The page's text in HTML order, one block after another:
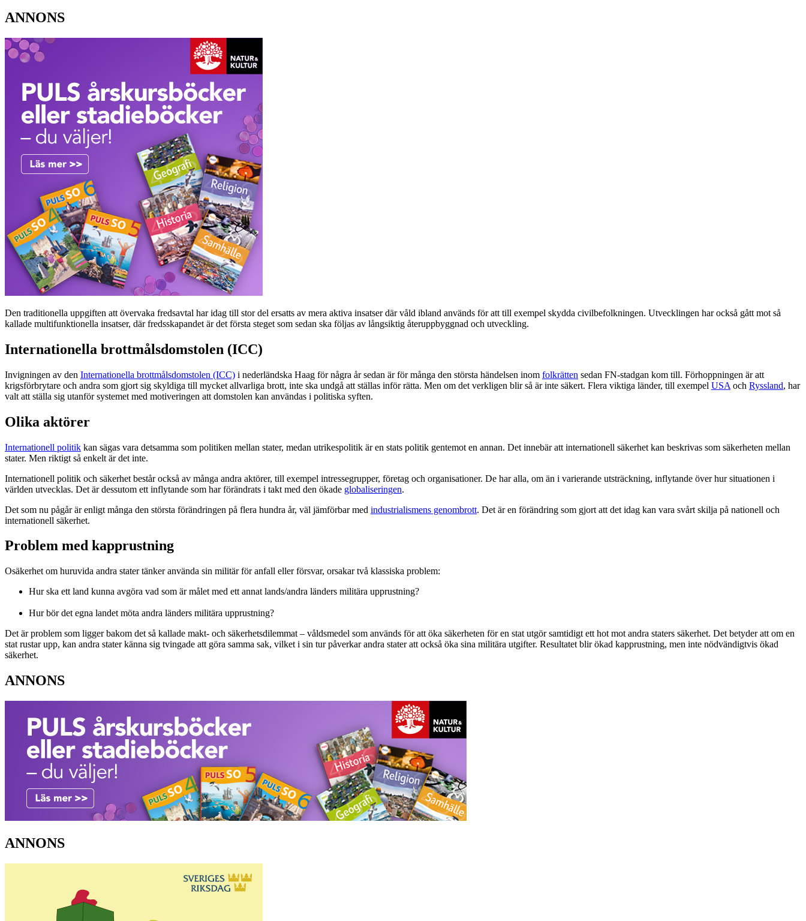
ANNONS
Den traditionella uppgiften att övervaka fredsavtal har idag till stor del ersatts av mera aktiva insatser där våld ibland används för att till exempel skydda civilbefolkningen. Utvecklingen har också gått mot så
kallade multifunktionella insatser, där fredsskapandet är det första steget som sedan ska följas av långsiktig återuppbyggnad och utveckling.
Internationella brottmålsdomstolen (ICC)
Invigningen av den Internationella brottmålsdomstolen (ICC) i nederländska Haag för några år sedan är för många den största händelsen inom folkrätten sedan FN-stadgan kom till. Förhoppningen är att
krigsförbrytare och andra som gjort sig skyldiga till mycket allvarliga brott, inte ska undgå att ställas inför rätta. Men om det verkligen blir så är inte säkert. Flera viktiga länder, till exempel USA och Ryssland, har
valt att ställa sig utanför systemet med motiveringen att domstolen kan användas i politiska syften.
Olika aktörer
Internationell politik kan sägas vara detsamma som politiken mellan stater, medan utrikespolitik är en stats politik gentemot en annan. Det innebär att internationell säkerhet kan beskrivas som säkerheten mellan
stater. Men riktigt så enkelt är det inte.
Internationell politik och säkerhet består också av många andra aktörer, till exempel intressegrupper, företag och organisationer. De har alla, om än i varierande utsträckning, inflytande över hur situationen i
världen utvecklas. Det är dessutom ett inflytande som har förändrats i takt med den ökade globaliseringen.
Det som nu pågår är enligt många den största förändringen på flera hundra år, väl jämförbar med industrialismens genombrott. Det är en förändring som gjort att det idag kan vara svårt skilja på nationell och
internationell säkerhet.
Problem med kapprustning
Osäkerhet om huruvida andra stater tänker använda sin militär för anfall eller försvar, orsakar två klassiska problem:
Hur ska ett land kunna avgöra vad som är målet med ett annat lands/andra länders militära upprustning?
Hur bör det egna landet möta andra länders militära upprustning?
Det är problem som ligger bakom det så kallade makt- och säkerhetsdilemmat – våldsmedel som används för att öka säkerheten för en stat utgör samtidigt ett hot mot andra staters säkerhet. Det betyder att om en
stat rustar upp, kan andra stater känna sig tvingade att göra samma sak, vilket i sin tur påverkar andra stater att också öka sina militära utgifter. Resultatet blir ökad kapprustning, men inte nödvändigtvis ökad
säkerhet.
ANNONS
ANNONS